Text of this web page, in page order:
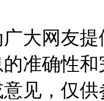
大网友
准确性
见，仅